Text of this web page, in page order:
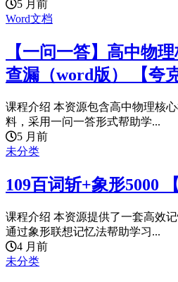
5 月前
Word文档
【一问一答】高中物
查漏（word版） 【夸
课程介绍 本资源包含高中物理核
料，采用一问一答形式帮助学...
5 月前
未分类
109百词斩+象形5000
课程介绍 本资源提供了一套高效
通过象形联想记忆法帮助学习...
4 月前
未分类